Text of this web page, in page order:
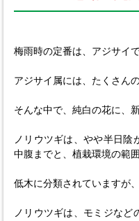
梅雨時の定番は、アジサイで
アジサイ属には、たくさん
そんな中で、純白の花に、
ノリウツギは、やや半日
中腹までと、植栽環境の範
低木に分類されていますが
ノリウツギは、モミジな